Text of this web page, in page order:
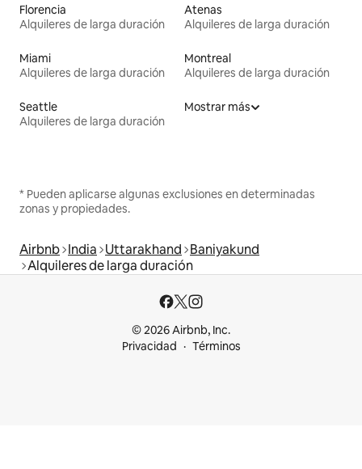
Florencia
Alquileres de larga duración
Atenas
Alquileres de larga duración
Miami
Alquileres de larga duración
Montreal
Alquileres de larga duración
Seattle
Alquileres de larga duración
Mostrar más
* Pueden aplicarse algunas exclusiones en determinadas
zonas y propiedades.
Airbnb India Uttarakhand Baniyakund
Alquileres de larga duración
© 2026 Airbnb, Inc.
Privacidad
Términos